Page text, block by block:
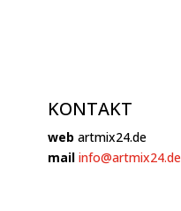
KONTAKT
web artmix24.de
mail info@artmix24.de